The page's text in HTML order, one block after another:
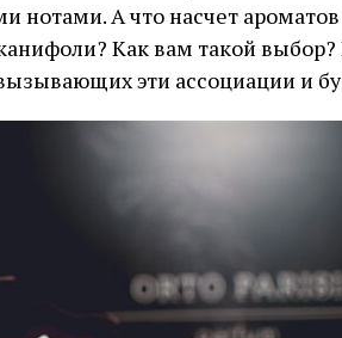
нотами. А что насчет
Как вам такой
эти ассоциации и